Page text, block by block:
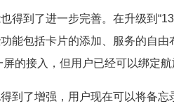
得到了进一步完善。在升级到
能包括卡片的添加、服务的自
的接入，但用户已经可以绑定
到了增强，用户现在可以将备